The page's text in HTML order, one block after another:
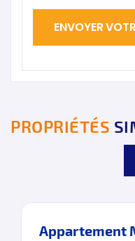
PROPRIÉTÉS